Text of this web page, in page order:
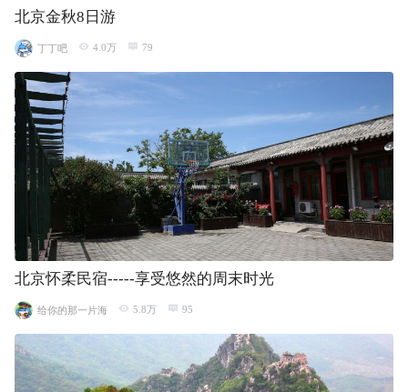
北京金秋8日游
丁丁吧 4.0万 79
北京怀柔民宿-----享受悠然的周末时光
给你的那一片海 5.8万 95